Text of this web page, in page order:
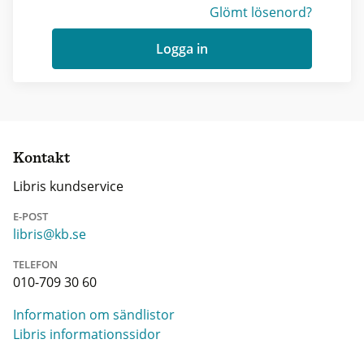
Glömt lösenord?
Logga in
Kontakt
Libris kundservice
E-POST
libris@kb.se
TELEFON
010-709 30 60
Information om sändlistor
Libris informationssidor